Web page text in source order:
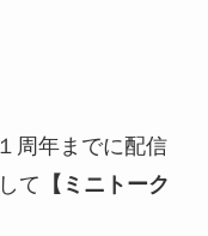
周年までに配信
て 【ミニトーク